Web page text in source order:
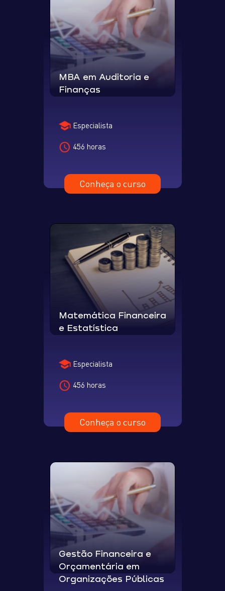
MBA em Auditoria e
Finanças
Especialista
456 horas
Conheça o curso
Matemática Financeira
e Estatística
Especialista
456 horas
Conheça o curso
Gestão Financeira e
Orçamentária em
Organizações Públicas